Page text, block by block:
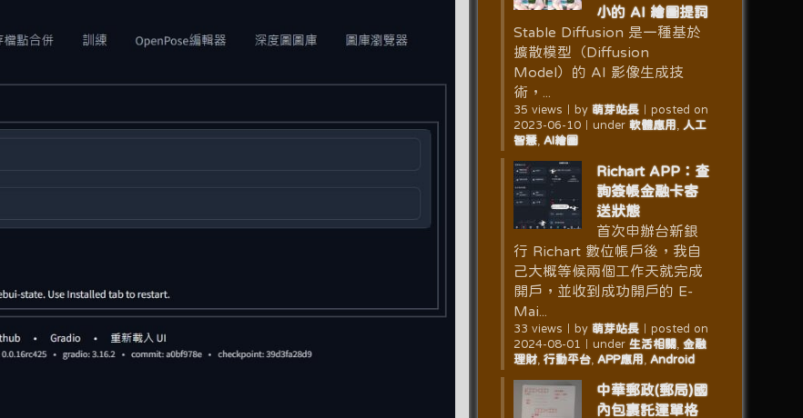
小的 AI 繪圖提詞
Stable Diffusion 是一種基於
擴散模型（Diffusion
Model）的 AI 影像生成技
術，...
35 views by 萌芽站長｜ posted on
2023-06-10｜ under 軟體應用
人工
智慧, AI繪圖
Richart APP：查
詢簽帳金融卡寄
送狀態
首次申辦台新銀
行 Richart 數位帳戶後，我自
己大概等候兩個工作天就完成
開戶，並收到成功開戶的 E-
Mai...
33 views by 萌芽站長｜ posted on
2024-08-01
under 生活相關
金融
理財, 行動平台, APP應用 Android
中華郵政(郵局)國
內包裹託運單格